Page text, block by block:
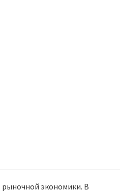
экономики. В